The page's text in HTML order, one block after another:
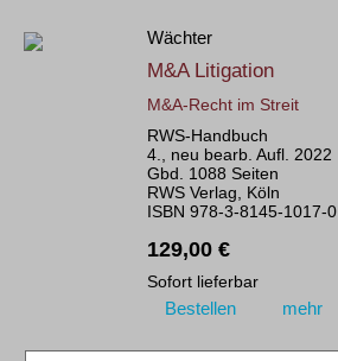
Wächter
M&A Litigation
M&A-Recht im Streit
RWS-Handbuch
4., neu bearb. Aufl. 2022
Gbd. 1088 Seiten
RWS Verlag, Köln
ISBN 978-3-8145-1017-0
129,00 €
Sofort lieferbar
Bestellen mehr